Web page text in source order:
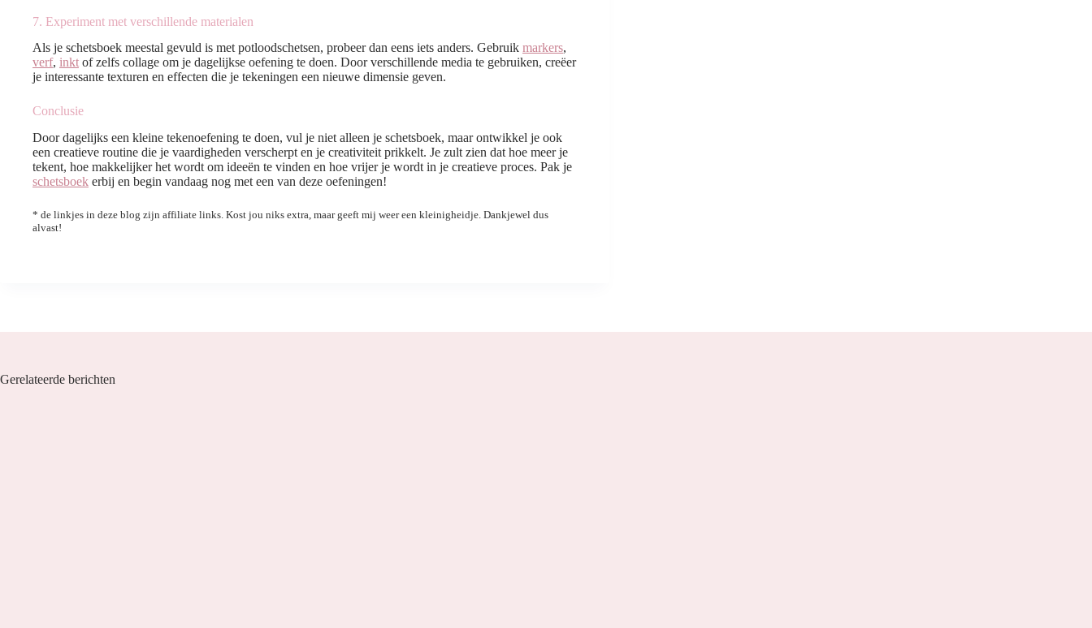
7. Experiment met verschillende materialen
Als je schetsboek meestal gevuld is met potloodschetsen, probeer dan eens iets anders. Gebruik markers,
verf, inktof zelfs collage om je dagelijkse oefening te doen. Door verschillende media te gebruiken, creëer
je interessante texturen en effecten die je tekeningen een nieuwe dimensie geven.
Conclusie
Door dagelijks een kleine tekenoefening te doen, vul je niet alleen je schetsboek, maar ontwikkel je ook
een creatieve routine die je vaardigheden verscherpt en je creativiteit prikkelt. Je zult zien dat hoe meer je
tekent, hoe makkelijker het wordt om ideeën te vinden en hoe vrijer je wordt in je creatieve proces. Pak je
schetsboek erbij en begin vandaag nog met een van deze oefeningen!
* de linkjes in deze blog zijn affiliate links. Kost jou niks extra, maar geeft mij weer een kleinigheidje. Dankjewel dus
alvast!
Gerelateerde berichten